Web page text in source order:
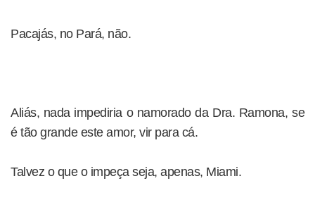
Pacajás, no Pará, não.
Aliás, nada impediria o namorado da Dra. Ramona, se
é tão grande este amor, vir para cá.
Talvez o que o impeça seja, apenas, Miami.